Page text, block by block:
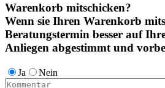
Warenkorb mitschicken?
Wenn sie Ihren Warenkorb
Beratungstermin besser auf
Anliegen abgestimmt und
Ja Nein